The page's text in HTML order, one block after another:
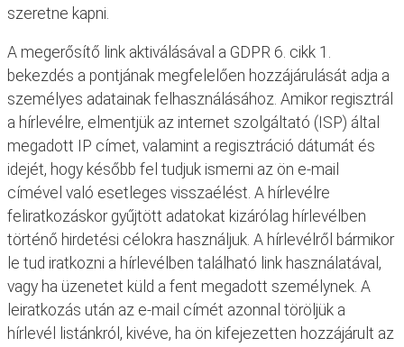
szeretne kapni.
A megerősítő link aktiválásával a GDPR 6. cikk 1.
bekezdés a pontjának megfelelően hozzájárulását adja a
személyes adatainak felhasználásához. Amikor regisztrál
a hírlevélre, elmentjük az internet szolgáltató (ISP) által
megadott IP címet, valamint a regisztráció dátumát és
idejét, hogy később fel tudjuk ismerni az ön e-mail
címével való esetleges visszaélést. A hírlevélre
feliratkozáskor gyűjtött adatokat kizárólag hírlevélben
történő hirdetési célokra használjuk. A hírlevélről bármikor
le tud iratkozni a hírlevélben található link használatával,
vagy ha üzenetet küld a fent megadott személynek. A
leiratkozás után az e-mail címét azonnal töröljük a
hírlevél listánkról, kivéve, ha ön kifejezetten hozzájárult az